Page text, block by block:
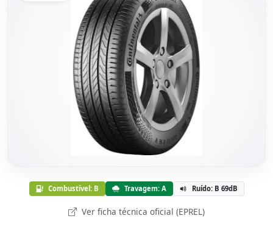
Combustível: B Travagem: A Ruído: B 69dB
Ver ficha técnica oficial (EPREL)